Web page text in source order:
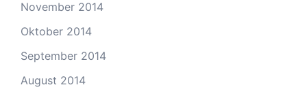
November 2014
Oktober 2014
September 2014
August 2014